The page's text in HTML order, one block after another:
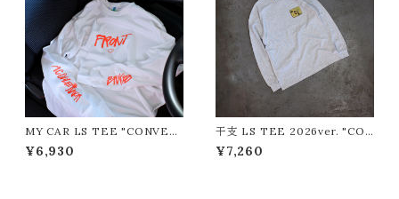
MY CAR LS TEE "CONVENI
ENT STORE/コンビニエント
ストア"
¥6,930
干支 LS TEE 2026ver. "CON
VENIENT STORE/コンビニ
エントストア"
¥7,260